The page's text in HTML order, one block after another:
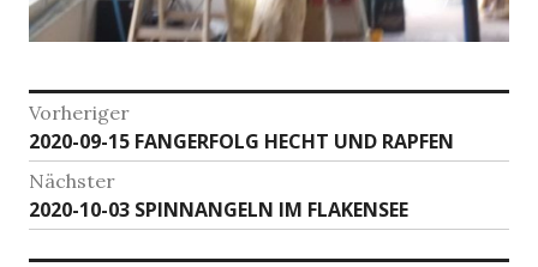
Beitragsnavigation
Vorheriger
Vorheriger
Beitrag:
2020-09-15 FANGERFOLG HECHT UND RAPFEN
Nächster
Nächster
Beitrag:
2020-10-03 SPINNANGELN IM FLAKENSEE